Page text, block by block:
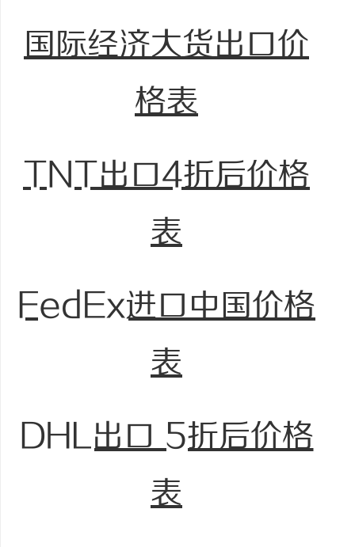
国际经济大货出口价
格表
TNT出口4折后价格
表
FedEx进口中国价格
表
DHL出口 5折后价格
表